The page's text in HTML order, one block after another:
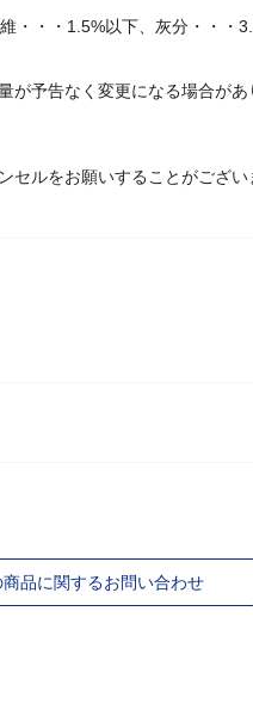
・・・1.5%以下、灰分・・・
が予告なく変更になる場合があ
ルをお願いすることがござい
商品に関するお問い合わせ